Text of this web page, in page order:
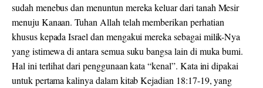
sudah menebus dan menuntun mereka keluar dari tanah Mesir
menuju Kanaan. Tuhan Allah telah memberikan perhatian
khusus kepada Israel dan mengakui mereka sebagai milik-Nya
yang istimewa di antara semua suku bangsa lain di muka bumi.
Hal ini terlihat dari penggunaan kata “kenal”. Kata ini dipakai
untuk pertama kalinya dalam kitab Kejadian 18:17-19, yang